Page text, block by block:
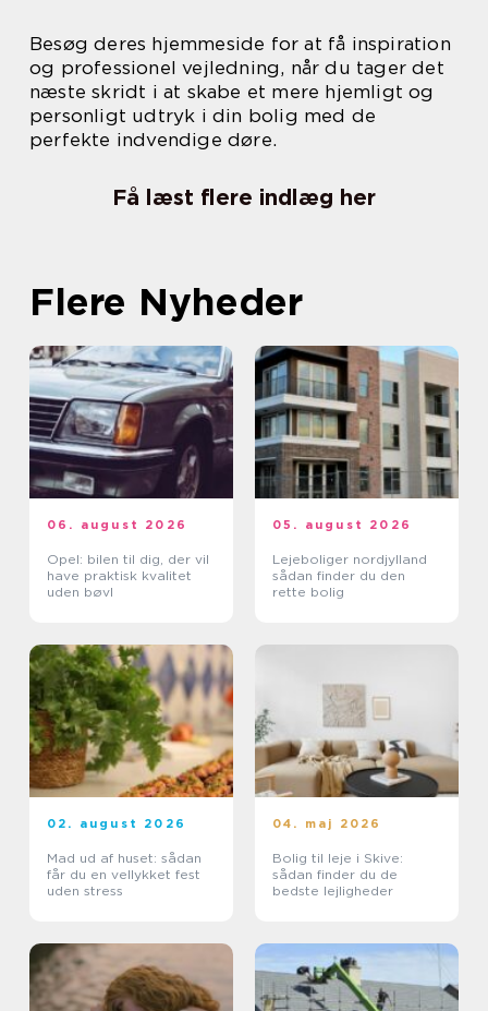
Besøg deres hjemmeside for at få inspiration
og professionel vejledning, når du tager det
næste skridt i at skabe et mere hjemligt og
personligt udtryk i din bolig med de
perfekte indvendige døre.
Få læst flere indlæg her
Flere Nyheder
06. august 2026
Opel: bilen til dig, der vil
have praktisk kvalitet
uden bøvl
05. august 2026
Lejeboliger nordjylland
sådan finder du den
rette bolig
02. august 2026
Mad ud af huset: sådan
får du en vellykket fest
uden stress
04. maj 2026
Bolig til leje i Skive:
sådan finder du de
bedste lejligheder